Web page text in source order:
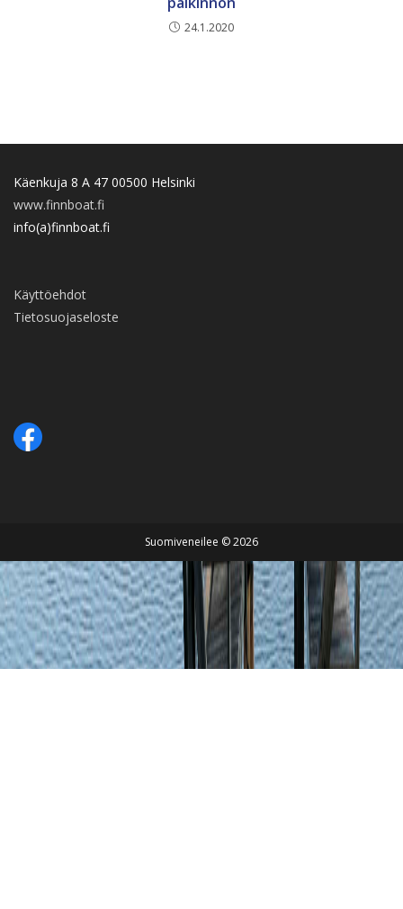
24.1.2020
Käenkuja 8 A 47 00500 Helsinki
www.finnboat.fi
info(a)finnboat.fi
Käyttöehdot
Tietosuojaseloste
Suomiveneilee © 2026